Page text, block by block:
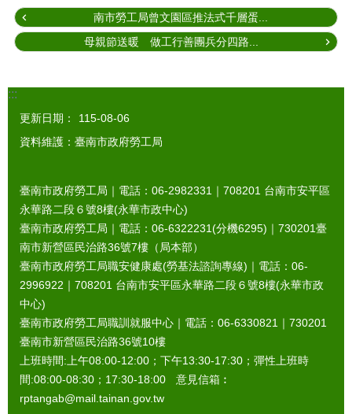
南市勞工局曾文園區推法式千層蛋...
母親節送暖 做工行善團兵分四路...
:::
更新日期：
115-08-06
資料維護：臺南市政府勞工局
臺南市政府勞工局｜電話：06-2982331｜ 708201 台南市安平區
永華路二段６號8樓(永華市政中心)
臺南市政府勞工局｜電話：06-6322231(分機6295)｜ 730201臺
南市新營區民治路36號7樓（局本部）
臺南市政府勞工局職安健康處(勞基法諮詢專線)｜電話：06-
2996922｜ 708201 台南市安平區永華路二段６號8樓(永華市政
中心)
臺南市政府勞工局職訓就服中心｜電話：06-6330821｜ 730201
臺南市新營區民治路36號10樓
上班時間:上午08:00-12:00；下午13:30-17:30；彈性上班時
間:08:00-08:30；17:30-18:00 意見信箱︰
rptangab@mail.tainan.gov.tw